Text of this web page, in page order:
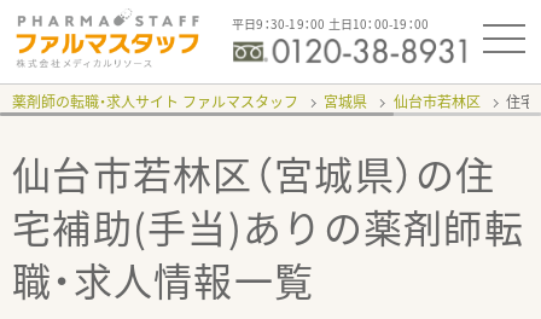
平日9：30-19：00 土日10：00-19：00
薬剤師の転職・求人サイト ファルマスタッフ 宮城県 仙台市若林区 住宅
仙台市若林区（宮城県）の住
宅補助(手当)あり の薬剤師転
職・求人情報一覧